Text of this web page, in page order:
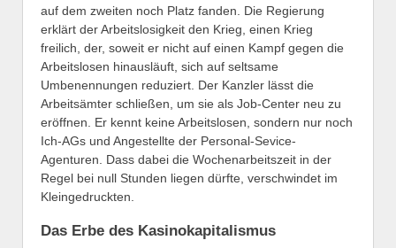
auf dem zweiten noch Platz fanden. Die Regierung
erklärt der Arbeitslosigkeit den Krieg, einen Krieg
freilich, der, soweit er nicht auf einen Kampf gegen die
Arbeitslosen hinausläuft, sich auf seltsame
Umbenennungen reduziert. Der Kanzler lässt die
Arbeitsämter schließen, um sie als Job-Center neu zu
eröffnen. Er kennt keine Arbeitslosen, sondern nur noch
Ich-AGs und Angestellte der Personal-Sevice-
Agenturen. Dass dabei die Wochenarbeitszeit in der
Regel bei null Stunden liegen dürfte, verschwindet im
Kleingedruckten.
Das Erbe des Kasinokapitalismus